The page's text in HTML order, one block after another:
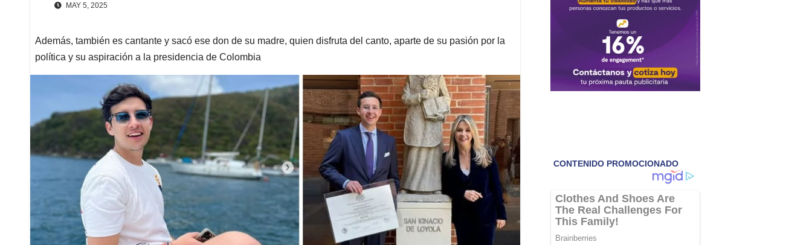
MAY 5, 2025
Además, también es cantante y sacó ese don de su madre, quien disfruta del canto, aparte de su pasión por la
política y su aspiración a la presidencia de Colombia